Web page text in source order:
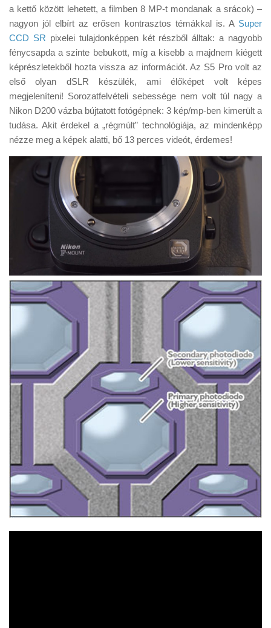
E-BB
a kettő között lehetett, a filmben 8 MP-t mondanak a srácok) –
nagyon jól elbírt az erősen kontrasztos témákkal is. A Super
CCD SR pixelei tulajdonképpen két részből álltak: a nagyobb
fénycsapda a szinte bebukott, míg a kisebb a majdnem kiégett
képrészletekből hozta vissza az információt. Az S5 Pro volt az
első olyan dSLR készülék, ami élőképet volt képes
megjeleníteni! Sorozatfelvételi sebessége nem volt túl nagy a
Nikon D200 vázba bújtatott fotógépnek: 3 kép/mp-ben kimerült a
tudása. Akit érdekel a „régmúlt” technológiája, az mindenképp
nézze meg a képek alatti, bő 13 perces videót, érdemes!